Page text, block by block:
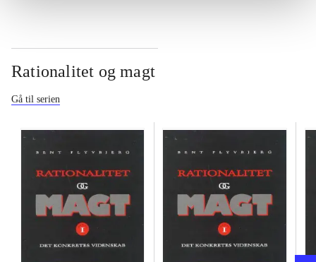
Rationalitet og magt
Gå til serien